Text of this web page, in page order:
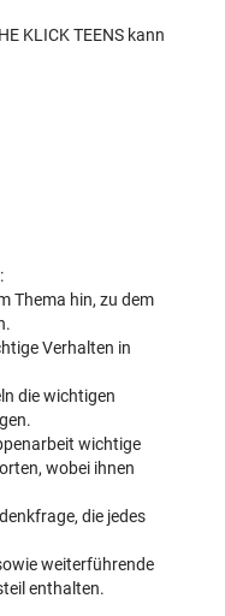
KLICK TEENS kann
Thema hin, zu dem
Verhalten in
die wichtigen
wichtige
wobei ihnen
die jedes
weiterführende
enthalten.